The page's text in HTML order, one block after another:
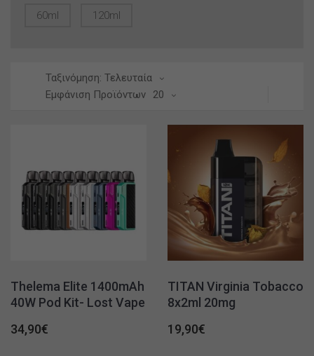
60ml 120ml
Ταξινόμηση: Τελευταία
Εμφάνιση Προϊόντων
20
Thelema Elite 1400mAh
40W Pod Kit- Lost Vape
34,90€
TITAN Virginia Tobacco
8x2ml 20mg
19,90€